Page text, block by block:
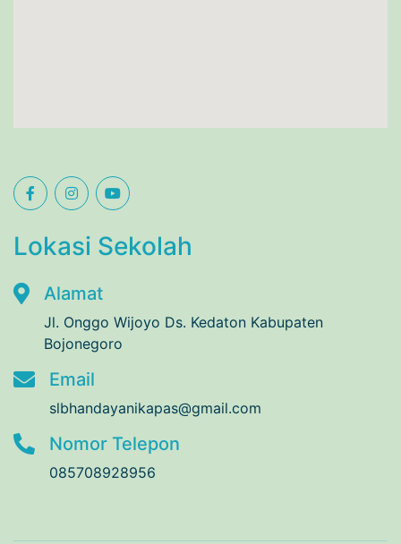
Lokasi Sekolah
Alamat
Jl. Onggo Wijoyo Ds. Kedaton Kabupaten
Bojonegoro
Email
slbhandayanikapas@gmail.com
Nomor Telepon
085708928956